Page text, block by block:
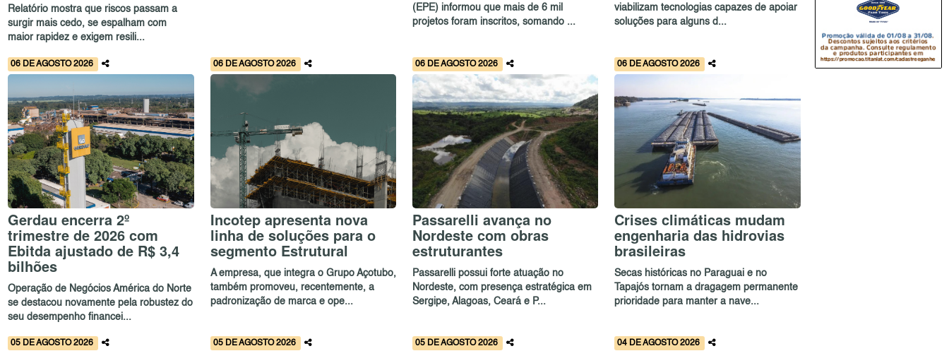
Relatório mostra que riscos passam a
surgir mais cedo, se espalham com
maior rapidez e exigem resili...
(EPE) informou que mais de 6 mil
projetos foram inscritos, somando ...
viabilizam tecnologias capazes de apoiar
soluções para alguns d...
06 DE AGOSTO 2026
Gerdau encerra 2º
trimestre de 2026 com
Ebitda ajustado de R$ 3,4
bilhões
Operação de Negócios América do Norte
se destacou novamente pela robustez do
seu desempenho financei...
06 DE AGOSTO 2026
Incotep apresenta nova
linha de soluções para o
segmento Estrutural
A empresa, que integra o Grupo Açotubo,
também promoveu, recentemente, a
padronização de marca e ope...
06 DE AGOSTO 2026
Passarelli avança no
Nordeste com obras
estruturantes
Passarelli possui forte atuação no
Nordeste, com presença estratégica em
Sergipe, Alagoas, Ceará e P...
06 DE AGOSTO 2026
Crises climáticas mudam
engenharia das hidrovias
brasileiras
Secas históricas no Paraguai e no
Tapajós tornam a dragagem permanente
prioridade para manter a nave...
05 DE AGOSTO 2026 05 DE AGOSTO 2026 05 DE AGOSTO 2026 04 DE AGOSTO 2026